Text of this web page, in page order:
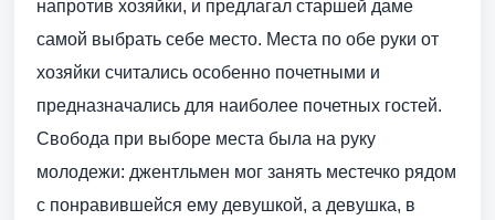
напротив хозяйки, и предлагал старшей даме
самой выбрать себе место. Места по обе руки от
хозяйки считались особенно почетными и
предназначались для наиболее почетных гостей.
Свобода при выборе места была на руку
молодежи: джентльмен мог занять местечко рядом
с понравившейся ему девушкой, а девушка, в